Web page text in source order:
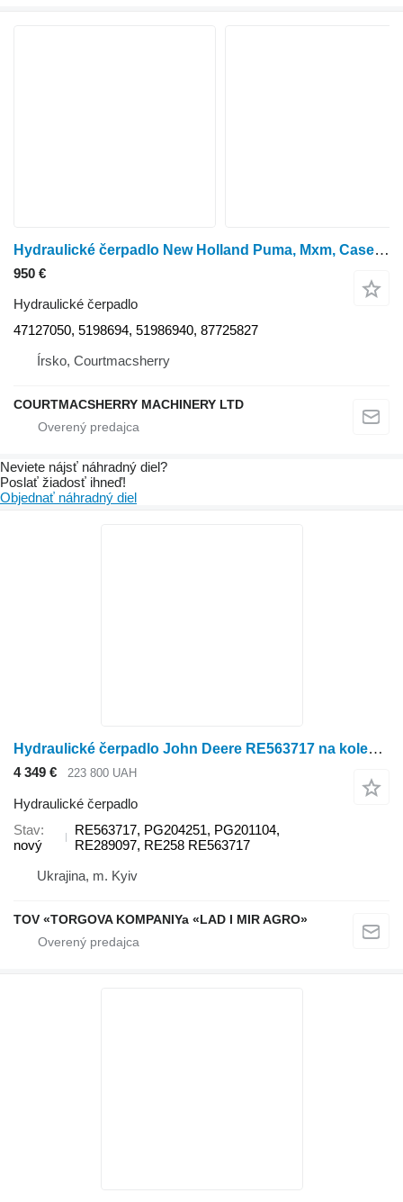
Hydraulické čerpadlo New Holland Puma, Mxm, Case T6070, Mxu Series Hydraulic Pump 51986940 47127050 na kolesového traktora
950 €
Hydraulické čerpadlo
47127050, 5198694, 51986940, 87725827
Írsko, Courtmacsherry
COURTMACSHERRY MACHINERY LTD
Neviete nájsť náhradný diel?
Poslať žiadosť ihneď!
Objednať náhradný diel
Hydraulické čerpadlo John Deere RE563717 na kolesového traktora John Deere
4 349 € 223 800 UAH
Hydraulické čerpadlo
Stav
nový
RE563717, PG204251, PG201104,
RE289097, RE258 RE563717
Ukrajina, m. Kyiv
TOV «TORGOVA KOMPANIYa «LAD I MIR AGRO»